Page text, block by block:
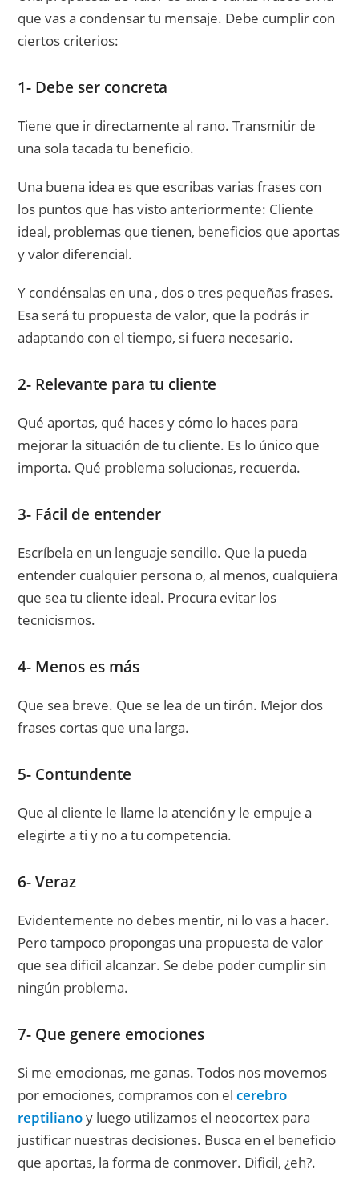
que vas a condensar tu mensaje. Debe cumplir con
ciertos criterios:
1- Debe ser concreta
Tiene que ir directamente al rano. Transmitir de
una sola tacada tu beneficio.
Una buena idea es que escribas varias frases con
los puntos que has visto anteriormente: Cliente
ideal, problemas que tienen, beneficios que aportas
y valor diferencial.
Y condénsalas en una , dos o tres pequeñas frases.
Esa será tu propuesta de valor, que la podrás ir
adaptando con el tiempo, si fuera necesario.
2- Relevante para tu cliente
Qué aportas, qué haces y cómo lo haces para
mejorar la situación de tu cliente. Es lo único que
importa. Qué problema solucionas, recuerda.
3- Fácil de entender
Escríbela en un lenguaje sencillo. Que la pueda
entender cualquier persona o, al menos, cualquiera
que sea tu cliente ideal. Procura evitar los
tecnicismos.
4- Menos es más
Que sea breve. Que se lea de un tirón. Mejor dos
frases cortas que una larga.
5- Contundente
Que al cliente le llame la atención y le empuje a
elegirte a ti y no a tu competencia.
6- Veraz
Evidentemente no debes mentir, ni lo vas a hacer.
Pero tampoco propongas una propuesta de valor
que sea dificil alcanzar. Se debe poder cumplir sin
ningún problema.
7- Que genere emociones
Si me emocionas, me ganas. Todos nos movemos
por emociones, compramos con elcerebro
reptilianoy luego utilizamos el neocortex para
justificar nuestras decisiones. Busca en el beneficio
que aportas, la forma de conmover. Dificil, ¿eh?.